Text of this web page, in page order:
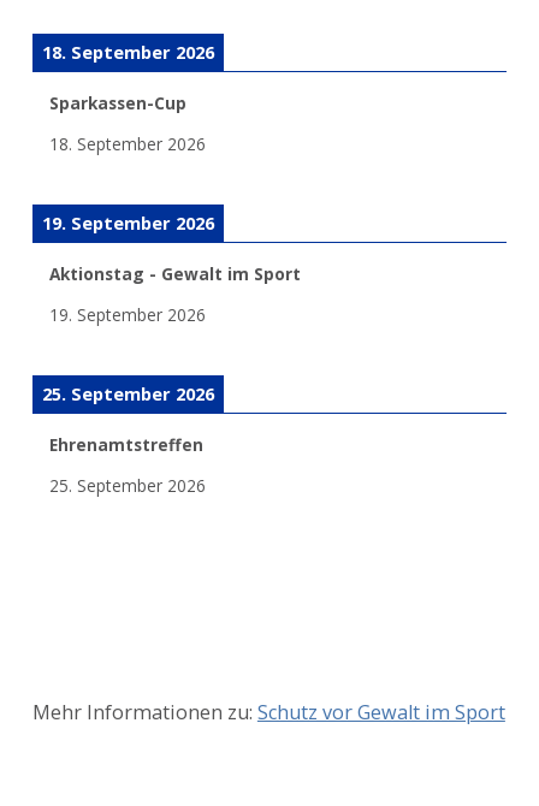
18. September 2026
Sparkassen-Cup
18. September 2026
19. September 2026
Aktionstag - Gewalt im Sport
19. September 2026
25. September 2026
Ehrenamtstreffen
25. September 2026
Mehr Informationen zu: Schutz vor Gewalt im Sport